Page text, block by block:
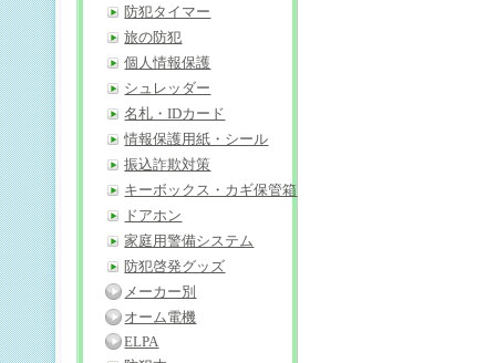
防犯タイマー
旅の防犯
個人情報保護
シュレッダー
名札・IDカード
情報保護用紙・シール
振込詐欺対策
キーボックス・カギ保管箱
ドアホン
家庭用警備システム
防犯啓発グッズ
メーカー別
オーム電機
ELPA